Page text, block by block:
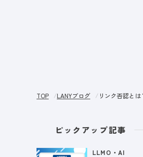
TOP LANYブログ リンク否認と
ピックアップ記事
LLMO・AI